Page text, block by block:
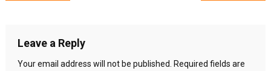
Leave a Reply
Your email address will not be published. Required fields are